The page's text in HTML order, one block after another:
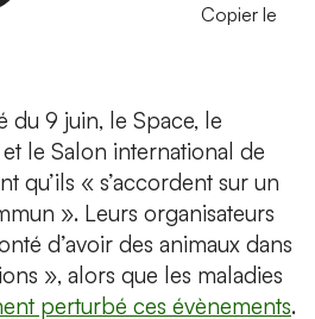
Copier le
du 9 juin, le Space, le
le Salon international de
qu’ils « s’accordent sur un
». Leurs organisateurs
d’avoir des animaux dans
», alors que les maladies
perturbé ces évènements.